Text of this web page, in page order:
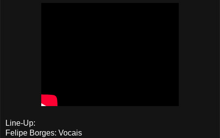
Line-Up:
Felipe Borges: Vocais